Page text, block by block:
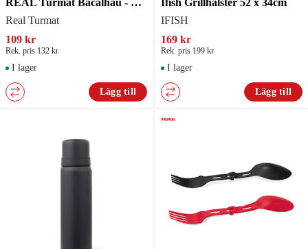
Real Turmat
109 kr
Rek. pris 132 kr
I lager
Lägg till
IFISH
169 kr
Rek. pris 199 kr
I lager
Lägg till